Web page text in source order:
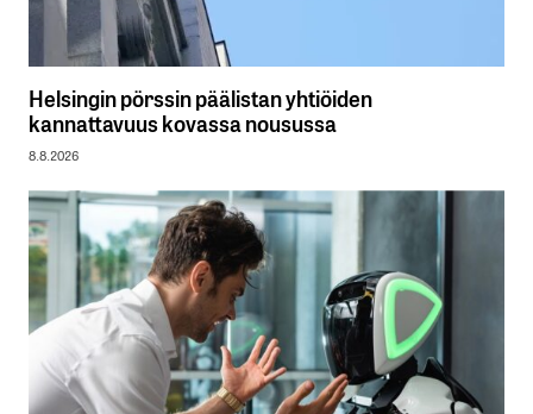
Helsingin pörssin päälistan yhtiöiden
kannattavuus kovassa nousussa
8.8.2026